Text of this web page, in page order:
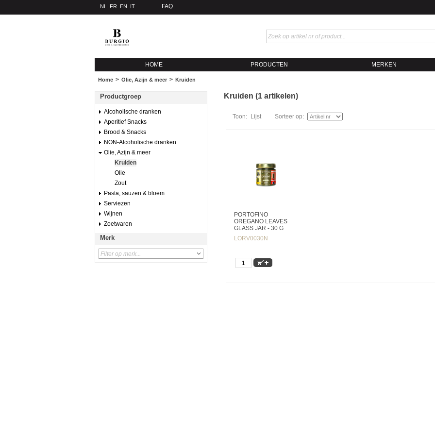
NL FR EN IT FAQ
HOME PRODUCTEN MERKEN
Home > Olie, Azijn & meer > Kruiden
Productgroep
Alcoholische dranken
Aperitief Snacks
Brood & Snacks
NON-Alcoholische dranken
Olie, Azijn & meer
Kruiden
Olie
Zout
Pasta, sauzen & bloem
Serviezen
Wijnen
Zoetwaren
Merk
Kruiden (1 artikelen)
Toon: Lijst Sorteer op:
PORTOFINO
OREGANO LEAVES
GLASS JAR - 30 G
LORV0030N